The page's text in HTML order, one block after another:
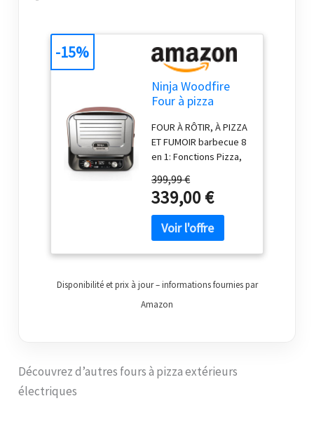
Couleur: orange foncé
DIMENSIONS: H 38cm x
L 45,7cm x P 54,6cm
environ. Utilisation
extérieure uniquement
Ninja Woodfire
Four à pizza
électrique 8-en-1
OO101EU
FOUR À RÔTIR, À PIZZA
ET FUMOIR barbecue 8
en 1: Fonctions Pizza,
Rôtissoire Gourmet,
Chaleur Dessus, Four,
Fumoir,
Déshydratation, et
Maintien au Chaud.
Sortez la cuisine
monde de saveurs
FOUR À PIZZA
fine, New York, Deep
Pan, calzone et
399,99 €
339,00 €
-15%
Disponibilité et prix à jour – informations fournies par
Amazon
Découvrez d’autres fours à pizza extérieurs
électriques